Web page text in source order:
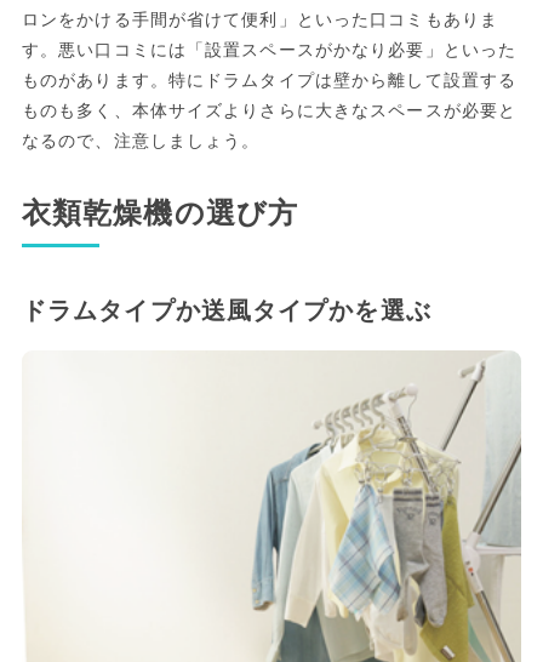
ロンをかける手間が省けて便利」といった口コミもありま
す。悪い口コミには「設置スペースがかなり必要」といった
ものがあります。特にドラムタイプは壁から離して設置する
ものも多く、本体サイズよりさらに大きなスペースが必要と
なるので、注意しましょう。
衣類乾燥機の選び方
ドラムタイプか送風タイプかを選ぶ